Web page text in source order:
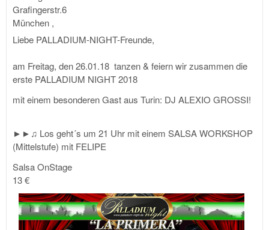
Grafingerstr.6
München ,
Liebe PALLADIUM-NIGHT-Freunde,
am Freitag, den 26.01.18 tanzen & feiern wir zusammen die
erste PALLADIUM NIGHT 2018
mit einem besonderen Gast aus Turin: DJ ALEXIO GROSSI!
►►♫ Los geht´s um 21 Uhr mit einem SALSA WORKSHOP
(Mittelstufe) mit FELIPE
Salsa OnStage
13 €